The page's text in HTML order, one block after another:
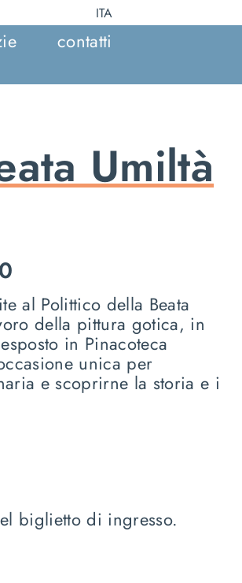
ITA
contatti
Umiltà
al Polittico della Beata
della pittura gotica, in
in Pinacoteca
unica per
e scoprirne la storia e i
biglietto di ingresso.